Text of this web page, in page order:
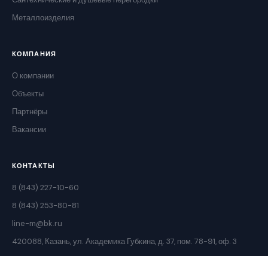
Металлоизделия
КОМПАНИЯ
О компании
Объекты
Партнёры
Вакансии
КОНТАКТЫ
8 (843) 227-10-60
8 (843) 253-80-81
line-m@bk.ru
420088, Казань, ул. Академика Губкина, д. 37, пом. 78-91, оф. 3